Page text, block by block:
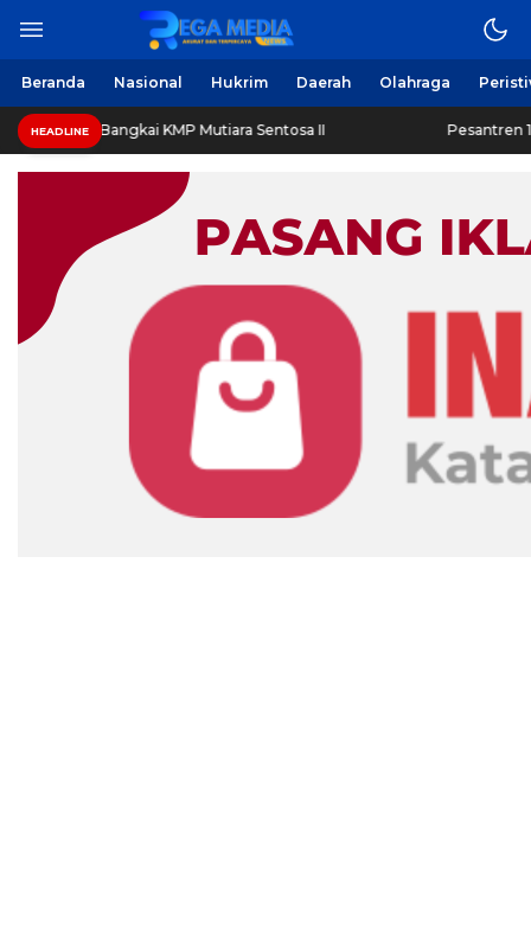
Beranda Nasional Hukrim Daerah Olahraga
HEADLINEKMP Mutiara Sentosa II Pesantren 1.000 Santri